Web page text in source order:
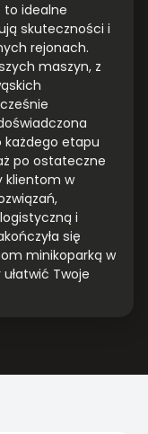
to idealne
skuteczności i
rejonach.
maszyn, z
każdego etapu
po ostateczne
klientom w
i
się
minikoparką w
Twoje